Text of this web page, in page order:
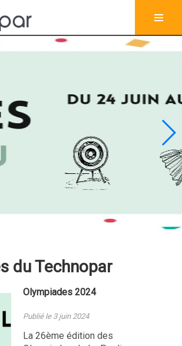
du Technopar
Olympiades 2024
Publié le 3 juin 2024
La 26ème édition des